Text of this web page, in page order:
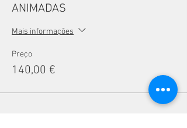
ANIMADAS
Mais informações
Preço
140,00 €